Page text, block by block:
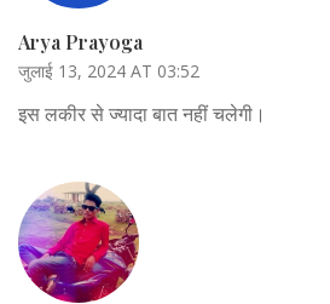
Arya Prayoga
जुलाई 13, 2024 AT 03:52
इस लकीर से ज्यादा बात नहीं चलेगी।